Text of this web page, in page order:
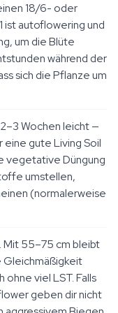
18/6- oder
ist autoflowering und
um die Blüte
während der
sich die Pflanze um
Wochen leicht —
gute Living Soil
vegetative Düngung
umstellen,
(normalerweise
Mit 55–75 cm bleibt
Gleichmäßigkeit
ohne viel LST. Falls
geben dir nicht